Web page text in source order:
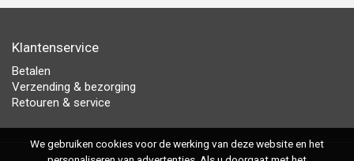
Klantenservice
Betalen
Verzending & bezorging
Retouren & service
We gebruiken cookies voor de werking van deze website en het